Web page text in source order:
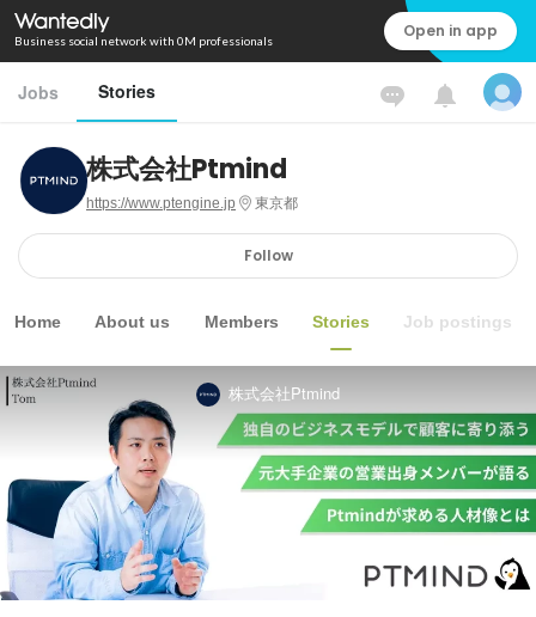
Business social network with 0M professionals Open in app
Jobs Stories
株式会社Ptmind
https://www.ptengine.jp 東京都
Follow
Home About us Members Stories Job postings
株式会社Ptmind